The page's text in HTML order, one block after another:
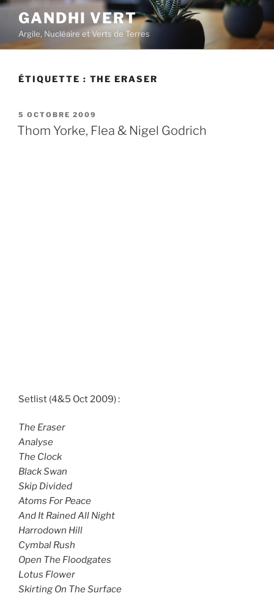
Aller
contenu
principal
GANDHI VERT
Argile, Nucléaire et Verts de Terres
ÉTIQUETTE : THE ERASER
PUBLIÉ
LE
5 OCTOBRE 2009
Thom Yorke, Flea & Nigel Godrich
Setlist (4&5 Oct 2009) :
The Eraser
Analyse
The Clock
Black Swan
Skip Divided
Atoms For Peace
And It Rained All Night
Harrodown Hill
Cymbal Rush
Open The Floodgates
Lotus Flower
Skirting On The Surface